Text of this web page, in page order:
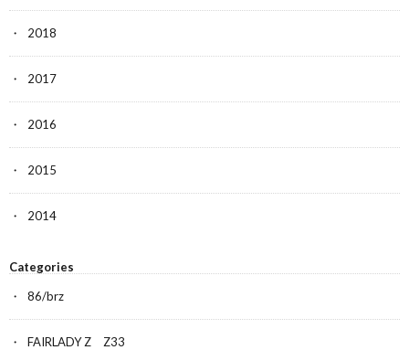
2018
2017
2016
2015
2014
Categories
86/brz
FAIRLADY Z Z33